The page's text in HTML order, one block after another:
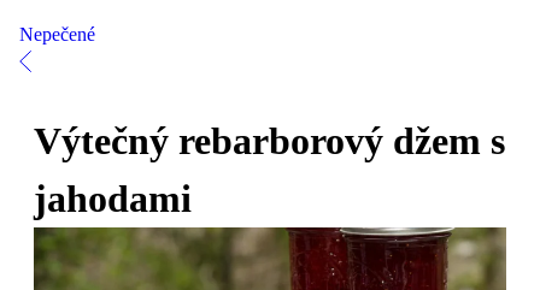
Nepečené
Výtečný rebarborový džem s
jahodami